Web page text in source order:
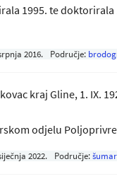
1995. te
2016. Područje:
kraj Gline, 1. IX.
odjelu
2022. Područje: